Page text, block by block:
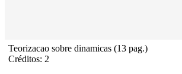
Teorizacao sobre dinamicas (13 pag.)
Créditos: 2